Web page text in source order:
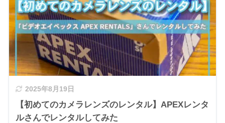
2025年8月19日
【初めてのカメラレンズのレンタル】APEXレンタ
ルさんでレンタルしてみた